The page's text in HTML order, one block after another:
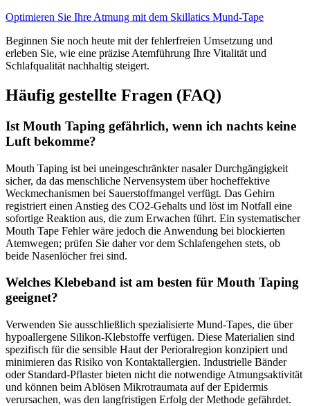
Optimieren Sie Ihre Atmung mit dem Skillatics Mund-Tape
Beginnen Sie noch heute mit der fehlerfreien Umsetzung und
erleben Sie, wie eine präzise Atemführung Ihre Vitalität und
Schlafqualität nachhaltig steigert.
Häufig gestellte Fragen (FAQ)
Ist Mouth Taping gefährlich, wenn ich nachts keine
Luft bekomme?
Mouth Taping ist bei uneingeschränkter nasaler Durchgängigkeit
sicher, da das menschliche Nervensystem über hocheffektive
Weckmechanismen bei Sauerstoffmangel verfügt. Das Gehirn
registriert einen Anstieg des CO2-Gehalts und löst im Notfall eine
sofortige Reaktion aus, die zum Erwachen führt. Ein systematischer
Mouth Tape Fehler wäre jedoch die Anwendung bei blockierten
Atemwegen; prüfen Sie daher vor dem Schlafengehen stets, ob
beide Nasenlöcher frei sind.
Welches Klebeband ist am besten für Mouth Taping
geeignet?
Verwenden Sie ausschließlich spezialisierte Mund-Tapes, die über
hypoallergene Silikon-Klebstoffe verfügen. Diese Materialien sind
spezifisch für die sensible Haut der Perioralregion konzipiert und
minimieren das Risiko von Kontaktallergien. Industrielle Bänder
oder Standard-Pflaster bieten nicht die notwendige Atmungsaktivität
und können beim Ablösen Mikrotraumata auf der Epidermis
verursachen, was den langfristigen Erfolg der Methode gefährdet.